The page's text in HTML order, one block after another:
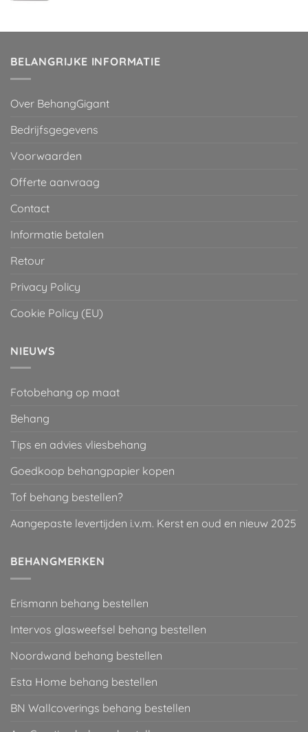
€ 29,95.€ 2,00.
BELANGRIJKE INFORMATIE
Over BehangGigant
Bedrijfsgegevens
Voorwaarden
Offerte aanvraag
Contact
Informatie betalen
Retour
Privacy Policy
Cookie Policy (EU)
NIEUWS
Fotobehang op maat
Behang
Tips en advies vliesbehang
Goedkoop behangpapier kopen
Tof behang bestellen?
Aangepaste levertijden i.v.m. Kerst en oud en nieuw 2025
BEHANGMERKEN
Erismann behang bestellen
Intervos glasweefsel behang bestellen
Noordwand behang bestellen
Esta Home behang bestellen
BN Wallcoverings behang bestellen